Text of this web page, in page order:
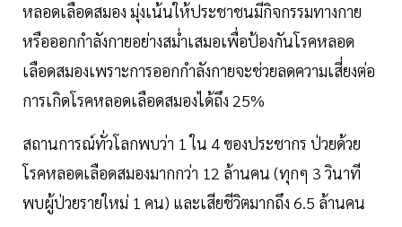
หลอดเลือดสมอง มุ่งเน้นให้ประชาชนมีกิจกรรมทางกาย
หรือออกกำลังกายอย่างสม่ำเสมอเพื่อป้องกันโรคหลอด
เลือดสมองเพราะการออกกำลังกายจะช่วยลดความเสี่ยงต่อ
การเกิดโรคหลอดเลือดสมองได้ถึง 25%
สถานการณ์ทั่วโลกพบว่า 1 ใน 4 ของประชากร ป่วยด้วย
โรคหลอดเลือดสมองมากกว่า 12 ล้านคน (ทุกๆ 3 วินาที
พบผู้ป่วยรายใหม่ 1 คน) และเสียชีวิตมากถึง 6.5 ล้านคน